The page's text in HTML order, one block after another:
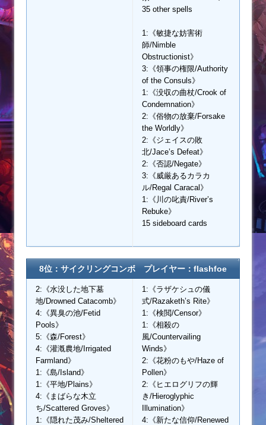
35 other spells
1:《敏捷な妨害術
師/Nimble
Obstructionist》
3:《領事の権限/Authority
of the Consuls》
1:《没収の曲杖/Crook of
Condemnation》
2:《俗物の放棄/Forsake
the Worldly》
2:《ジェイスの敗
北/Jace’s Defeat》
2:《否認/Negate》
3:《威厳あるカラカ
ル/Regal Caracal》
1:《川の叱責/River’s
Rebuke》
15 sideboard cards
8位：サイクリングコンボ プレイヤー：flashfoe
2:《水没した地下墓
地/Drowned Catacomb》
4:《異臭の池/Fetid
Pools》
5:《森/Forest》
4:《灌漑農地/Irrigated
Farmland》
1:《島/Island》
1:《平地/Plains》
4:《まばらな木立
ち/Scattered Groves》
1:《隠れた茂み/Sheltered
1:《ラザケシュの儀
式/Razaketh’s Rite》
1:《検閲/Censor》
1:《相殺の
風/Countervailing
Winds》
2:《花粉のもや/Haze of
Pollen》
2:《ヒエログリフの輝
き/Hieroglyphic
Illumination》
4:《新たな信仰/Renewed